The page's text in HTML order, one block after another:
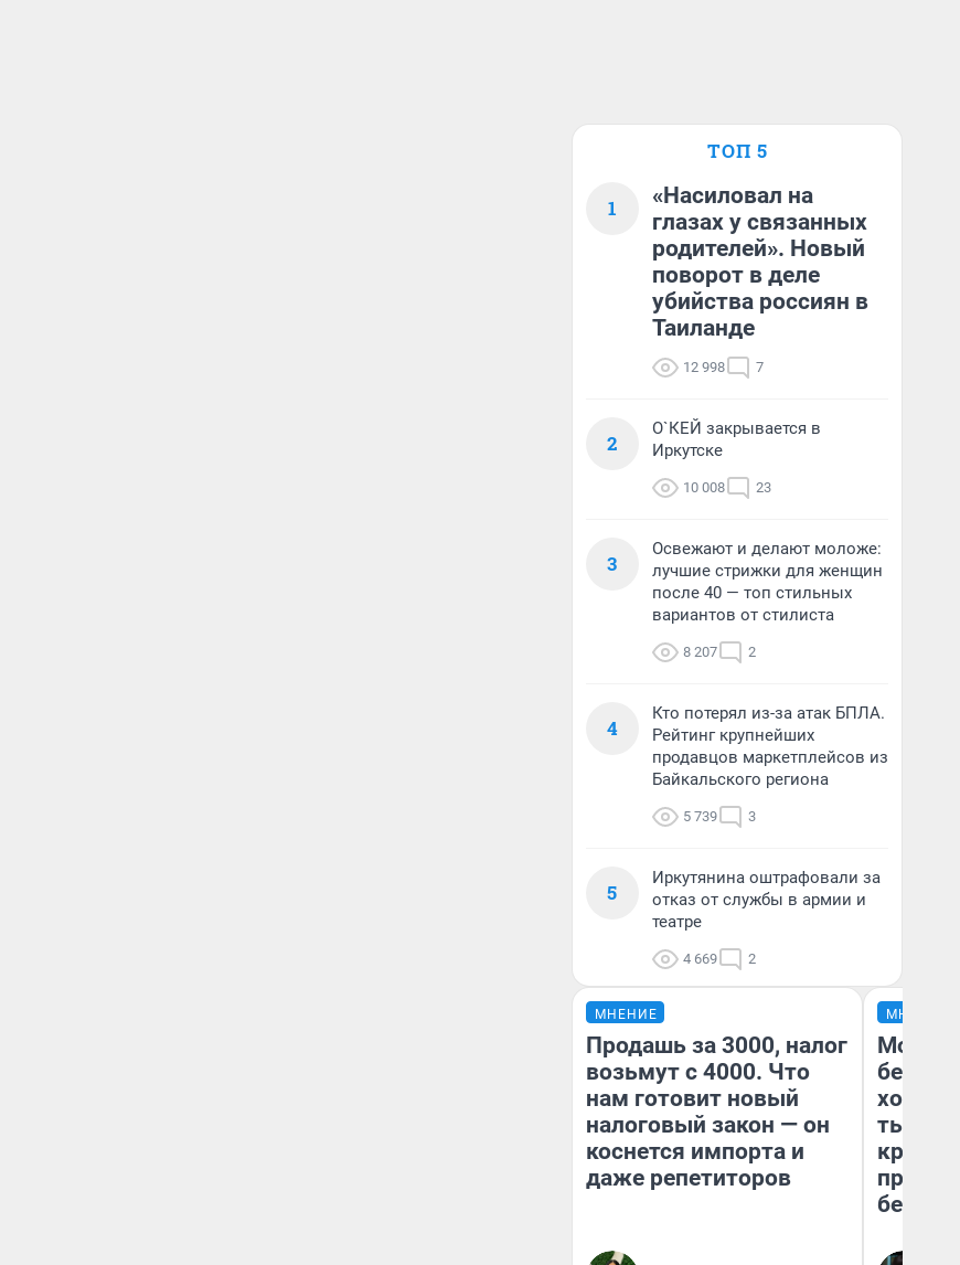
ТОП 5
1
«Насиловал на
глазах у связанных
родителей». Новый
поворот в деле
убийства россиян в
Таиланде
12 998 7
2
О`КЕЙ закрывается в
Иркутске
10 008 23
3
Освежают и делают моложе:
лучшие стрижки для женщин
после 40 — топ стильных
вариантов от стилиста
8 207 2
4
Кто потерял из-за атак БПЛА.
Рейтинг крупнейших
продавцов маркетплейсов из
Байкальского региона
5 739 3
5
Иркутянина оштрафовали за
отказ от службы в армии и
театре
4 669 2
МНЕНИЕ
Продашь за 3000, налог
возьмут с 4000. Что
нам готовит новый
налоговый закон — он
коснется импорта и
даже репетиторов
МНЕНИЕ
Мой
хотела
тысяч,